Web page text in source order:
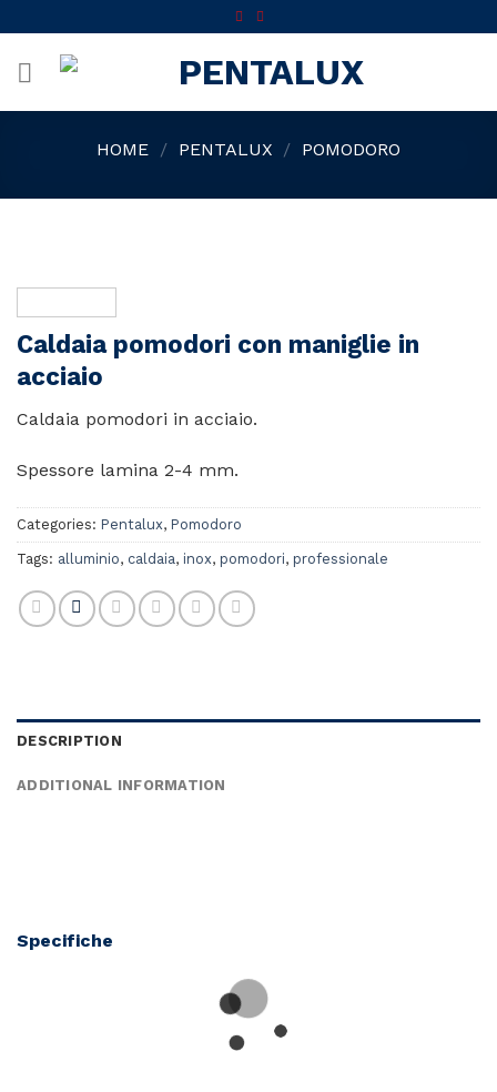
to
content
HOME / PENTALUX / POMODORO
Caldaia pomodori con maniglie in
acciaio
Caldaia pomodori in acciaio.
Spessore lamina 2-4 mm.
Categories: Pentalux, Pomodoro
Tags: alluminio, caldaia, inox, pomodori, professionale
DESCRIPTION
ADDITIONAL INFORMATION
Specifiche